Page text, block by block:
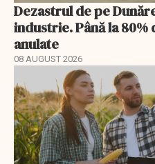
Dezastrul de pe
industrie. Până la
anulate
08 AUGUST 2026